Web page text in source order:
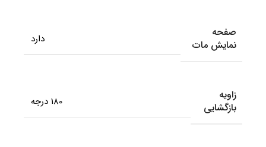
صفحه
نمایش مات
دارد
زاویه
بازگشایی
180 درجه